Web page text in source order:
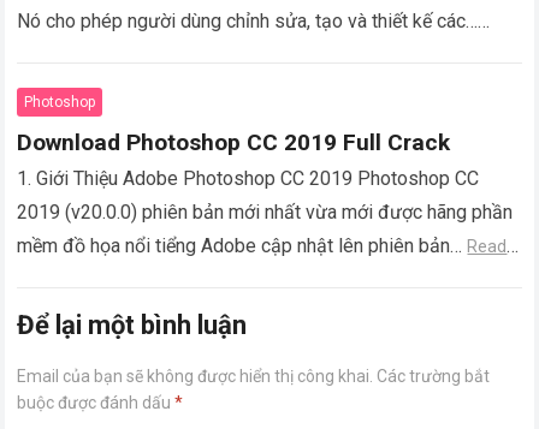
Nó cho phép người dùng chỉnh sửa, tạo và thiết kế các…
Photoshop
Download Photoshop CC 2019 Full Crack
1. Giới Thiệu Adobe Photoshop CC 2019 Photoshop CC
2019 (v20.0.0) phiên bản mới nhất vừa mới được hãng phần
mềm đồ họa nổi tiểng Adobe cập nhật lên phiên bản… Read
Để lại một bình luận
Email của bạn sẽ không được hiển thị công khai. Các trường bắt
buộc được đánh dấu*